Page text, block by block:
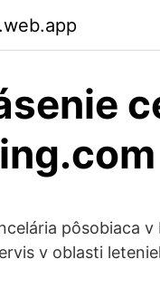
pôsobiaca
v oblasti